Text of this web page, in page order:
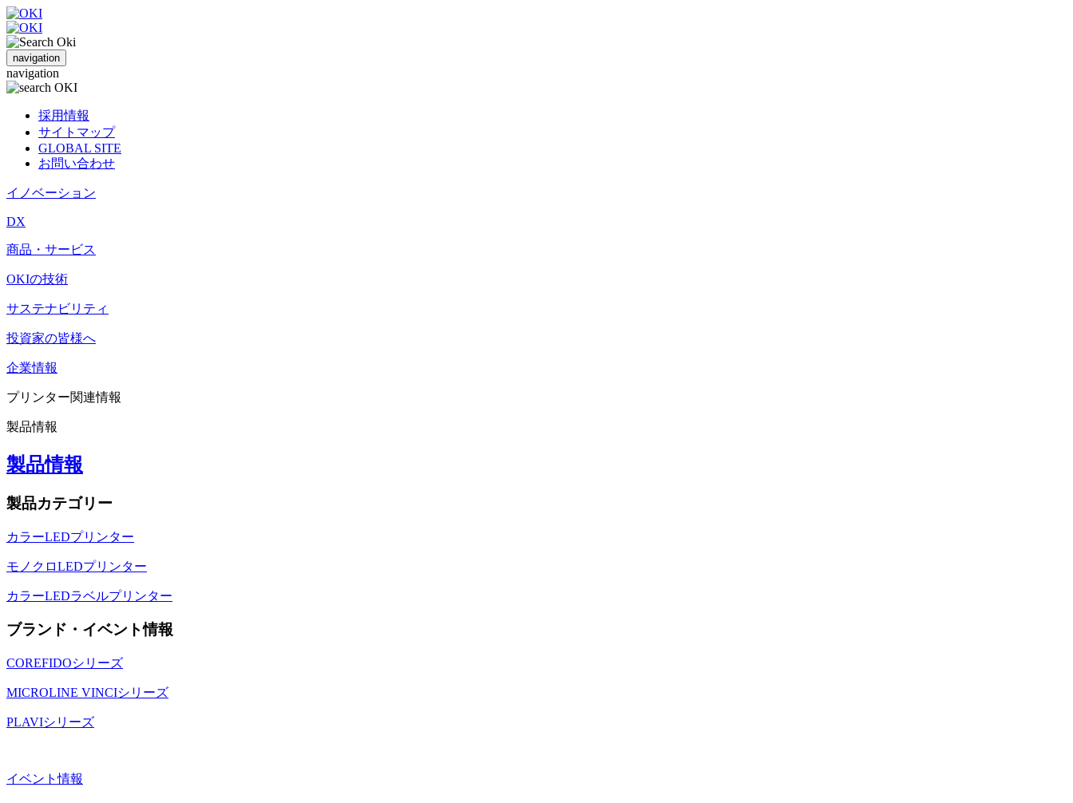
navigation
navigation
採用情報
サイトマップ
GLOBAL SITE
お問い合わせ
イノベーション
DX
商品・サービス
OKIの技術
サステナビリティ
投資家の皆様へ
企業情報
プリンター関連情報
製品情報
製品情報
製品カテゴリー
カラーLEDプリンター
モノクロLEDプリンター
カラーLEDラベルプリンター
ブランド・イベント情報
COREFIDOシリーズ
MICROLINE VINCIシリーズ
PLAVIシリーズ
イベント情報